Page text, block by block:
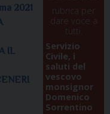
2021
IL
rubrica per
dare voce a
tutti.
Servizio
Civile, i
saluti del
vescovo
monsignor
Domenico
Sorrentino